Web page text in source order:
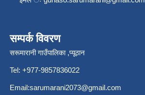
सम्पर्क विवरण
सरूमारानी गाउँपालिका ,प्यूठान
Tel: +977-9857836022
Email:sarumarani2073@gmail.com